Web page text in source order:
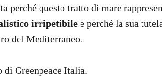
perché questo tratto di mare
irripetibile e perché la sua
del Mediterraneo.
Greenpeace Italia.